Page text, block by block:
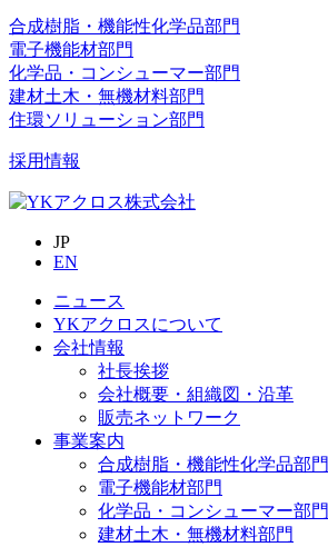
合成樹脂・機能性化学品部門
電子機能材部門
化学品・コンシューマー部門
建材土木・無機材料部門
住環ソリューション部門
採用情報
JP
EN
ニュース
YKアクロスについて
会社情報
社長挨拶
会社概要・組織図・沿革
販売ネットワーク
事業案内
合成樹脂・機能性化学品部門
電子機能材部門
化学品・コンシューマー部門
建材土木・無機材料部門